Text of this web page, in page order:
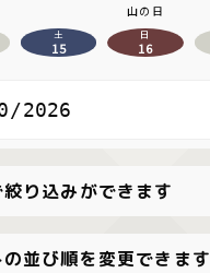
山の日
土
15
日
16
り込みができます
並び順を変更できます